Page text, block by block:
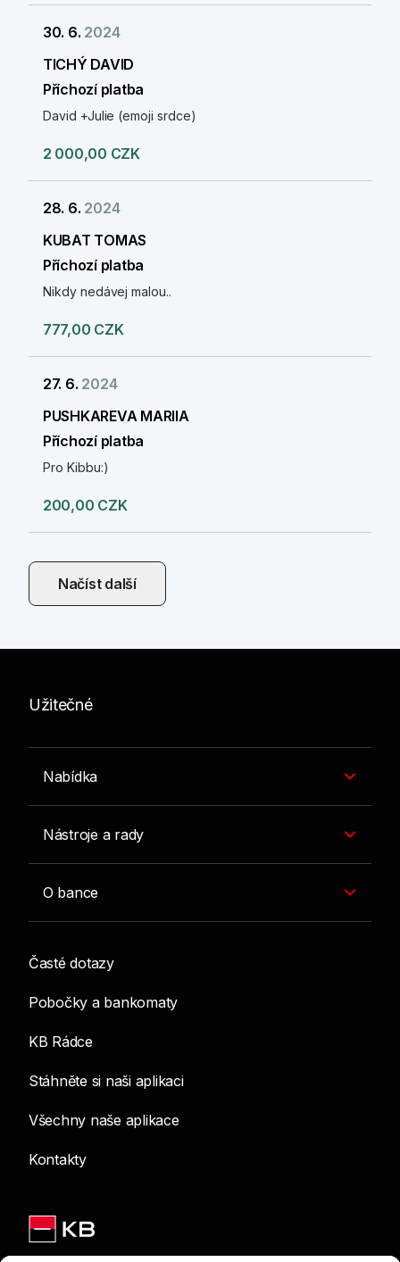
30. 6. 2024
TICHÝ DAVID
Příchozí platba
David +Julie (emoji srdce)
2 000,00 CZK
28. 6. 2024
KUBAT TOMAS
Příchozí platba
Nikdy nedávej malou..
777,00 CZK
27. 6. 2024
PUSHKAREVA MARIIA
Příchozí platba
Pro Kibbu:)
200,00 CZK
Načíst další
Užitečné
Nabídka
Nástroje a rady
O bance
Časté dotazy
Pobočky a bankomaty
KB Rádce
Stáhněte si naši aplikaci
Všechny naše aplikace
Kontakty